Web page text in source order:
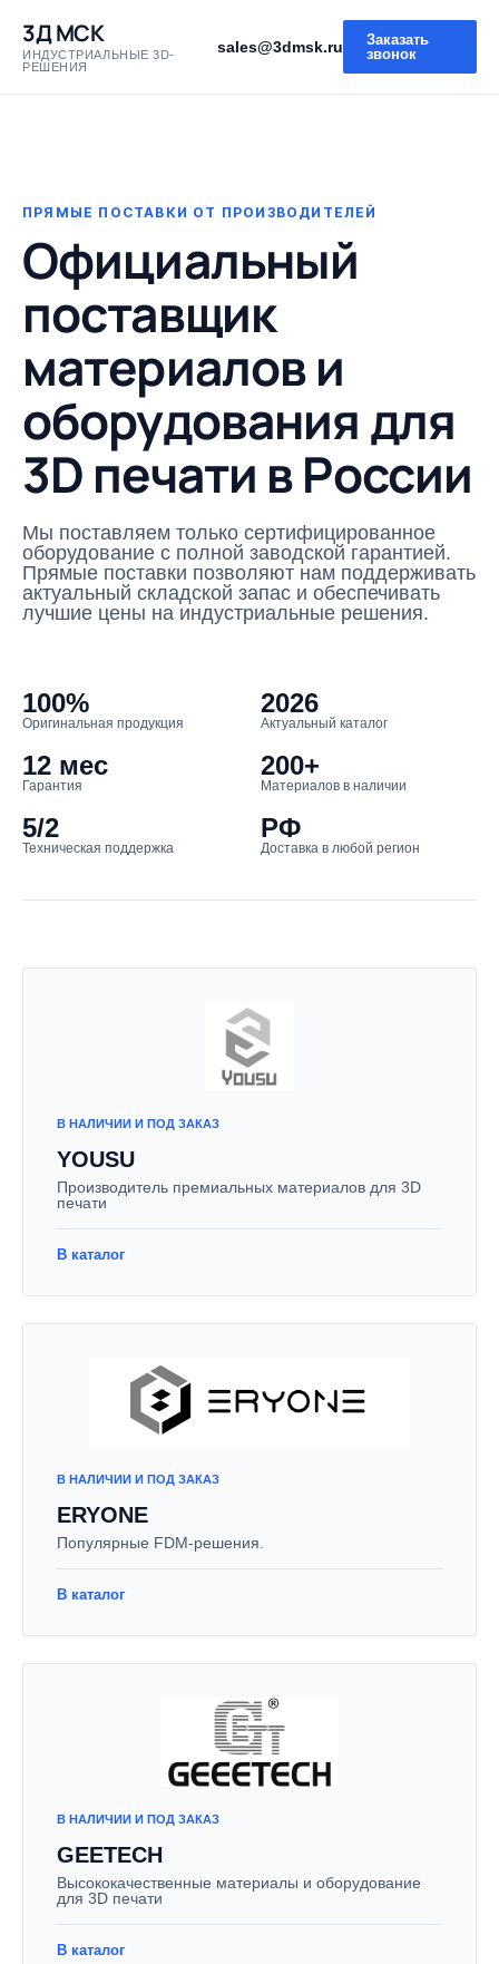
3Д МСК
ИНДУСТРИАЛЬНЫЕ 3D-
РЕШЕНИЯ
sales@3dmsk.ru
Заказать
звонок
ПРЯМЫЕ ПОСТАВКИ ОТ ПРОИЗВОДИТЕЛЕЙ
Официальный
поставщик
материалов и
оборудования для
3D печати в России
Мы поставляем только сертифицированное
оборудование с полной заводской гарантией.
Прямые поставки позволяют нам поддерживать
актуальный складской запас и обеспечивать
лучшие цены на индустриальные решения.
100%
Оригинальная продукция
2026
Актуальный каталог
12 мес
Гарантия
200+
Материалов в наличии
5/2
Техническая поддержка
РФ
Доставка в любой регион
В НАЛИЧИИ И ПОД ЗАКАЗ
YOUSU
Производитель премиальных материалов для 3D
печати
В каталог
В НАЛИЧИИ И ПОД ЗАКАЗ
ERYONE
Популярные FDM-решения.
В каталог
В НАЛИЧИИ И ПОД ЗАКАЗ
GEETECH
Высококачественные материалы и оборудование
для 3D печати
В каталог